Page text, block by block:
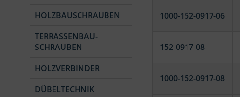
HOLZBAUSCHRAUBEN
TERRASSENBAU-
SCHRAUBEN
HOLZVERBINDER
DÜBELTECHNIK
1000-152-0917-06
152-0917-08
1000-152-0917-08